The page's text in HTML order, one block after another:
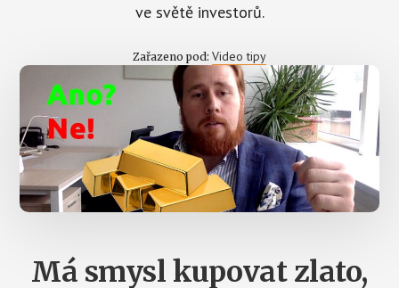
ve světě investorů.
Zařazeno pod: Video tipy
Má smysl kupovat zlato,